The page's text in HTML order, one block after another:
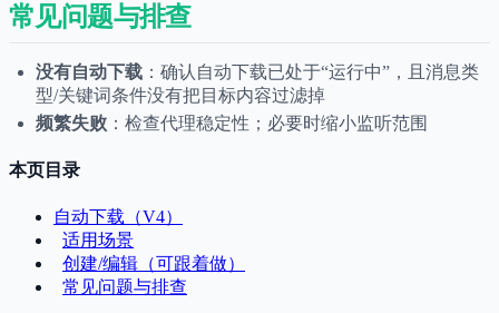
常见问题与排查
没有自动下载 ：确认自动下载已处于“运行中”，且消息类
型/关键词条件没有把目标内容过滤掉
频繁失败 ：检查代理稳定性；必要时缩小监听范围
本页目录
自动下载（V4）
适用场景
创建/编辑（可跟着做）
常见问题与排查